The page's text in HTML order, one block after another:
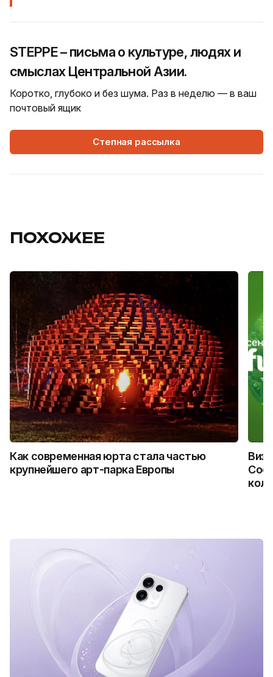
STEPPE – письма о культуре, людях и
смыслах Центральной Азии.
Коротко, глубоко и без шума. Раз в неделю — в ваш
почтовый ящик
Степная рассылка
ПОХОЖЕЕ
Как современная юрта стала частью
крупнейшего арт-парка Европы